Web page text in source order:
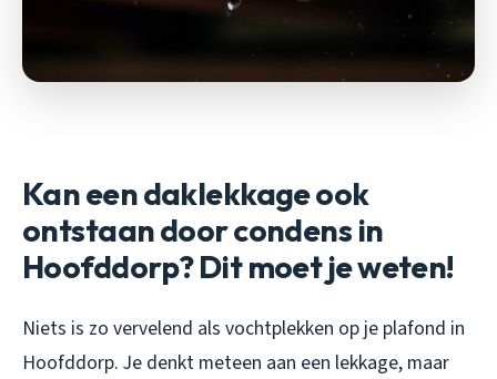
Kan een daklekkage ook
ontstaan door condens in
Hoofddorp? Dit moet je weten!
Niets is zo vervelend als vochtplekken op je plafond in
Hoofddorp. Je denkt meteen aan een lekkage, maar